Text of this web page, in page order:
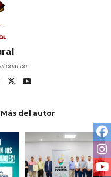
Más del autor